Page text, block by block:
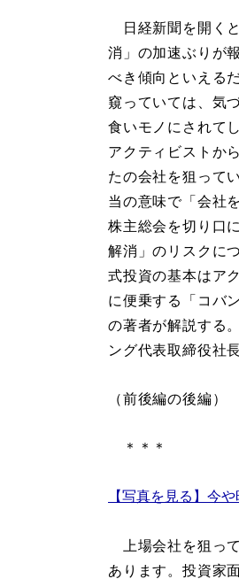
日経新聞を開く
消」の加速ぶりが
べき傾向といえる
窺っていては、気
食いモノにされて
アクティビストか
たの会社を狙って
当の意味で「会社
株主総会を切り口
解消」のリスクに
式投資の基本はア
に便乗する「コバ
の著者が解説する
ング代表取締役社長
（前後編の後編）
＊＊＊
【写真を見る】今
上場会社を狙っ
あります。投資家